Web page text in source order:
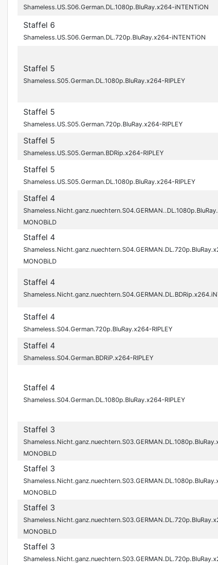
Shameless.US.S06.German.DL.1080p.BluRay.x264-iNTENTiON
Staffel 6
Shameless.US.S06.German.DL.720p.BluRay.x264-iNTENTiON
Staffel 5
Shameless.S05.German.DL.1080p.BluRay.x264-RIPLEY
Staffel 5
Shameless.US.S05.German.720p.BluRay.x264-RIPLEY
Staffel 5
Shameless.US.S05.German.BDRip.x264-RIPLEY
Staffel 5
Shameless.US.S05.German.DL.1080p.BluRay.x264-RIPLEY
Staffel 4
MONOBiLD
Staffel 4
MONOBiLD
Staffel 4
Staffel 4
Shameless.S04.German.720p.BluRay.x264-RIPLEY
Staffel 4
Shameless.S04.German.BDRiP.x264-RIPLEY
Staffel 4
Shameless.S04.German.DL.1080p.BluRay.x264-RIPLEY
Staffel 3
MONOBiLD
Staffel 3
MONOBiLD
Staffel 3
MONOBiLD
Staffel 3